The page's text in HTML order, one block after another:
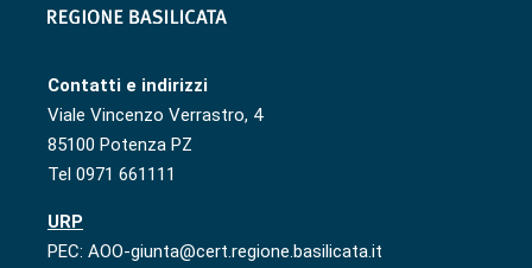
Contatti e indirizzi
Viale Vincenzo Verrastro, 4
85100 Potenza PZ
Tel 0971 661111
URP
PEC: AOO-giunta@cert.regione.basilicata.it